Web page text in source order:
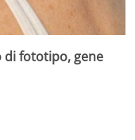
di fototipo, gene